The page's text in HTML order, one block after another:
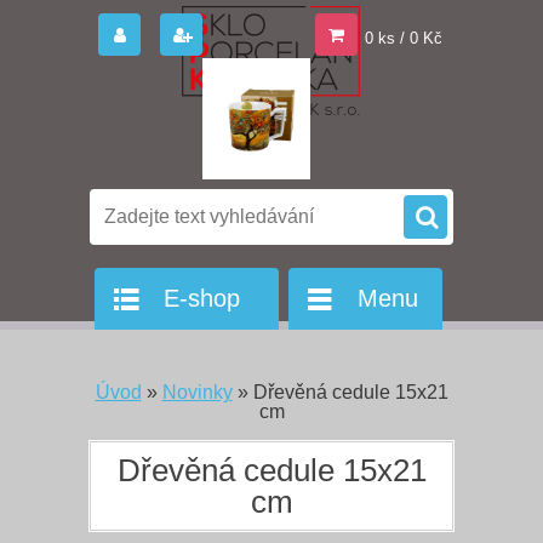
0 ks / 0 Kč
E-shop Menu
Úvod » Novinky » Dřevěná cedule 15x21
cm
Dřevěná cedule 15x21
cm